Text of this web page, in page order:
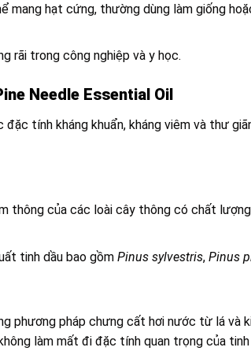
mang hạt cứng, thường dùng làm giống
rãi trong công nghiệp và y học.
Needle Essential Oil
tính kháng khuẩn, kháng viêm và thư
thông của các loài cây thông có chất
tinh dầu bao gồm Pinus sylvestris, Pinus
phương pháp chưng cất hơi nước từ lá và
làm mất đi đặc tính quan trọng của tinh